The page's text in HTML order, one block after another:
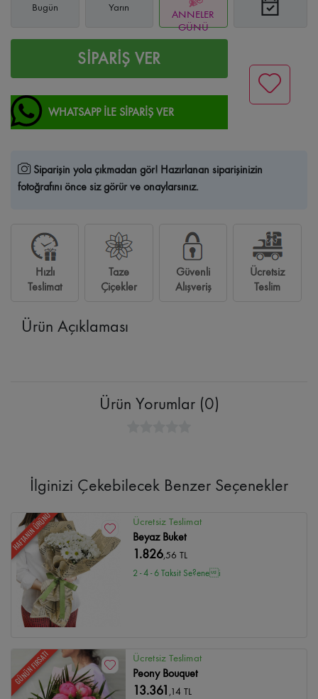
Bugün Yarın
ANNELER
GÜNÜ
SİPARİŞ VER
WHATSAPP İLE SİPARİŞ VER
Siparişin yola çıkmadan gör! Hazırlanan siparişinizin
fotoğrafını önce siz görür ve onaylarsınız.
Hızlı
Teslimat
Taze
Çiçekler
Güvenli
Alışveriş
Ücretsiz
Teslim
Ürün Açıklaması
Ürün Yorumlar (0)
İlginizi Çekebilecek Benzer Seçenekler
HAFTANIN ÜRÜNÜ Ücretsiz Teslimat
Beyaz Buket
1.826,56 TL
2 - 4 - 6 Taksit Se?enei
GÜNÜN FIRSATI Ücretsiz Teslimat
Peony Bouquet
13.361 ,14 TL